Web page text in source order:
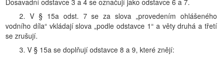
Dosavadní odstavce 3 a 4 se označují jako odstavce 6 a 7.
2. V § 15a odst. 7 se za slova „provedením ohlášeného
vodního díla“ vkládají slova „podle odstavce 1“ a věty druhá a třetí
se zrušují.
3. V § 15a se doplňují odstavce 8 a 9, které znějí: